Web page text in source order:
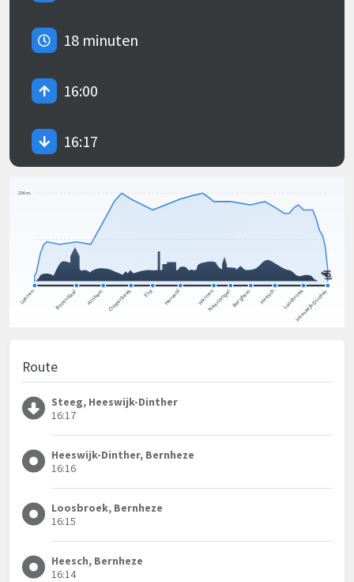
18 minuten
16:00
16:17
Route
Steeg, Heeswijk-Dinther
16:17
Heeswijk-Dinther, Bernheze
16:16
Loosbroek, Bernheze
16:15
Heesch, Bernheze
16:14